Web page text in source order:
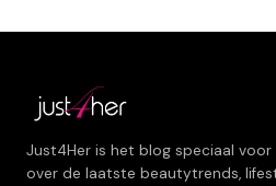
Just4Her is het blog speciaal voor
over de laatste beautytrends,